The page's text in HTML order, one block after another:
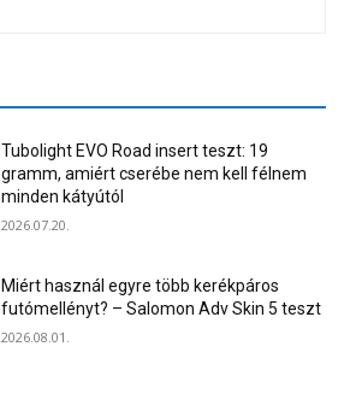
Tubolight EVO Road insert teszt: 19
gramm, amiért cserébe nem kell félnem
minden kátyútól
2026.07.20.
Miért használ egyre több kerékpáros
futómellényt? – Salomon Adv Skin 5 teszt
2026.08.01.